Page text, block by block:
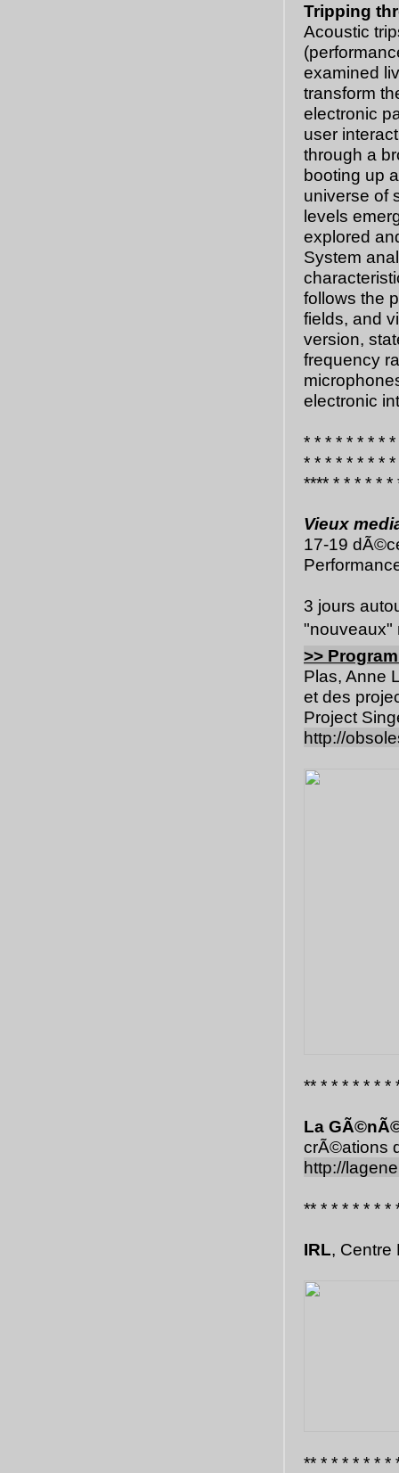
Tripping
Acoustic
examined
transform
electronic
user
through a
booting up
universe of
levels
explored
System
follows the
fields, and
version,
frequency
electronic
* * * * * * * *
* * * * * * * *
**** * * * * * *
Vieux
17-19
3 jours
"nouveaux"
>>
Plas, Anne
et des
Project
http://
** * * * * * * *
La
crÃ©ations
http://
** * * * * * * *
IRL, Centre
** * * * * * * *